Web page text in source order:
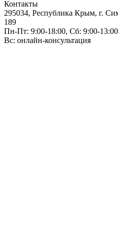
Контакты
295034, Республика Крым, г.
189
Пн-Пт: 9:00-18:00, Сб: 9:00-
Вс: онлайн-консультация